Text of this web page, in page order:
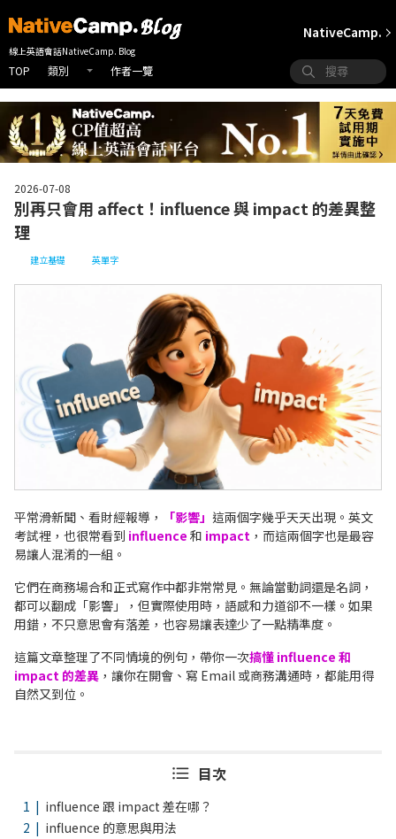
線上英語會話NativeCamp. Blog
TOP 類別 作者一覽
NativeCamp.
2026-07-08
別再只會用 affect！influence 與 impact 的差異整
理
建立基礎 英單字
平常滑新聞、看財經報導， 「影響」 這兩個字幾乎天天出現。 英文
考試裡，也很常看到 influence 和 impact ，而這兩個字也是最容
易讓人混淆的一組。
它們在商務場合和正式寫作中都非常常見。無論當動詞還是名詞，
都可以翻成「影響」，但實際使用時，語感和力道卻不一樣。如果
用錯，不只意思會有落差，也容易讓表達少了一點精準度。
這篇文章整理了不同情境的例句，帶你一次搞懂 influence 和
impact 的差異 ，讓你在開會、寫 Email 或商務溝通時，都能用得
自然又到位。
目次
influence 跟 impact 差在哪？
influence 的意思與用法